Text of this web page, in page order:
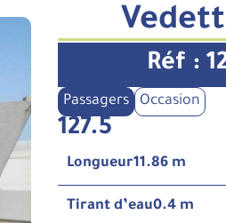
Réf :
Passagers Occasion
127.5
Longueur11.86 m
Tirant d’eau0.4 m